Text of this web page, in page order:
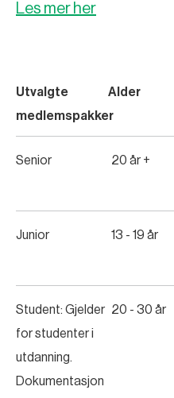
Les mer her
Utvalgte
medlemspakker
Alder
Senior 20 år +
Junior 13 - 19 år
Student: Gjelder
for studenter i
utdanning.
Dokumentasjon
20 - 30 år